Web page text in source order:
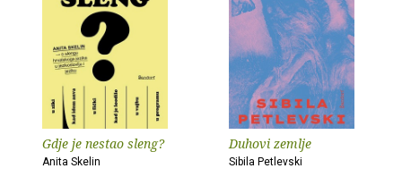
Gdje je nestao sleng?
Anita Skelin
Duhovi zemlje
Sibila Petlevski